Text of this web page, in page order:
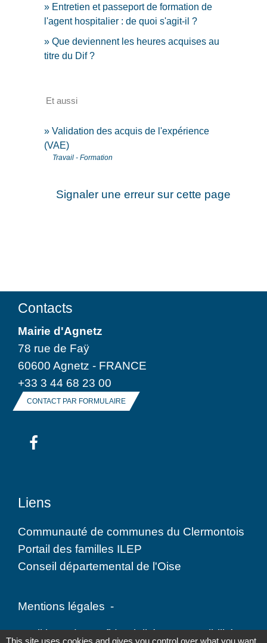
Entretien et passeport de formation de
l'agent hospitalier : de quoi s'agit-il ?
Que deviennent les heures acquises au
titre du Dif ?
Et aussi
Validation des acquis de l'expérience
(VAE)
Travail - Formation
Signaler une erreur sur cette page
Contacts
Mairie d'Agnetz
78 rue de Faÿ
60600 Agnetz - FRANCE
+33 3 44 68 23 00
CONTACT PAR FORMULAIRE
Liens
Communauté de communes du Clermontois
Portail des familles ILEP
Conseil départemental de l'Oise
Mentions légales -
Politique de confidentialité - Accessibilité -
This site uses cookies and gives you control over what you want